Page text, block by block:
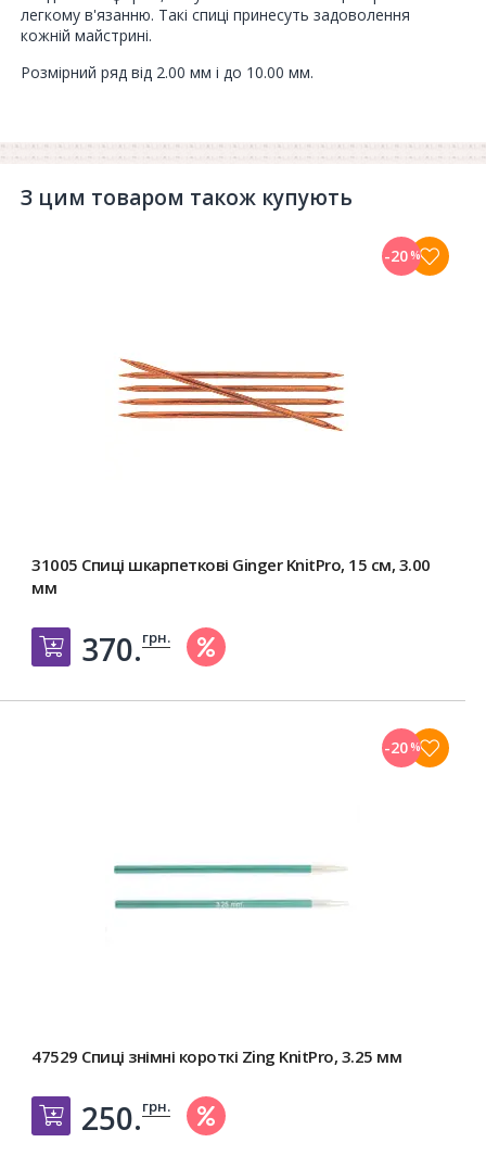
легкому в'язанню. Такі спиці принесуть задоволення
кожній майстрині.
Розмірний ряд від 2.00 мм і до 10.00 мм.
З цим товаром також купують
31005 Спиці шкарпеткові Ginger KnitPro, 15 см, 3.00
мм
Добавить в корзину
370.грн.
-20%
47529 Спиці знімні короткі Zing KnitPro, 3.25 мм
Добавить в корзину
250.грн.
-20%